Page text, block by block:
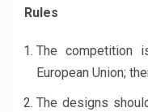
Rules
The competition
European Union;
The designs